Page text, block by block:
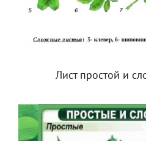
Лист простой и